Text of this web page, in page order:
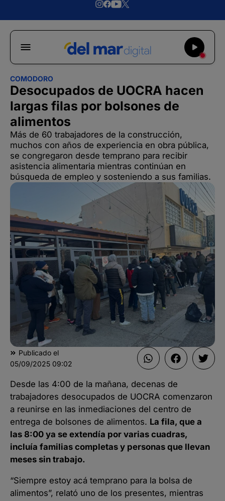
COMODORO
Desocupados de UOCRA hacen
largas filas por bolsones de
alimentos
Más de 60 trabajadores de la construcción,
muchos con años de experiencia en obra pública,
se congregaron desde temprano para recibir
asistencia alimentaria mientras continúan en
búsqueda de empleo y sosteniendo a sus familias.
Publicado el
05/09/2025 09:02
Desde las 4:00 de la mañana, decenas de
trabajadores desocupados de UOCRA comenzaron
a reunirse en las inmediaciones del centro de
entrega de bolsones de alimentos. La fila, que a
las 8:00 ya se extendía por varias cuadras,
incluía familias completas y personas que llevan
meses sin trabajo.
“Siempre estoy acá temprano para la bolsa de
alimentos”, relató uno de los presentes, mientras